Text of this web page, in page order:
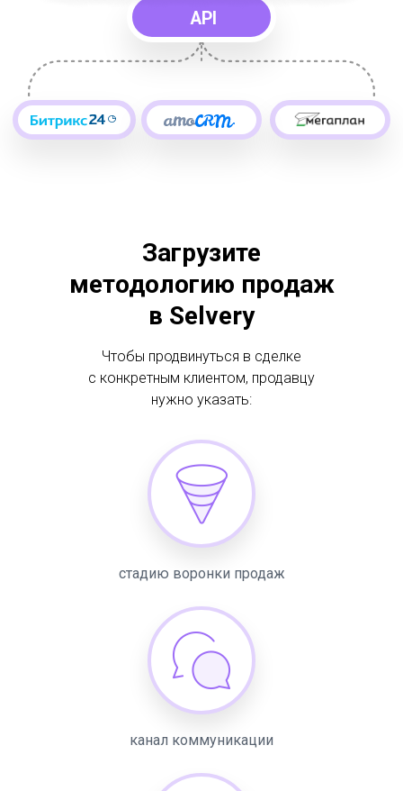
Загрузите
методологию продаж
в Selvery
Чтобы продвинуться в сделке
с конкретным клиентом, продавцу
нужно указать:
стадию воронки продаж
канал коммуникации